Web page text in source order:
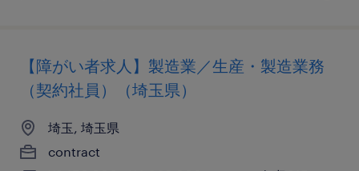
【障がい者求人】製造業／生産・製造業務
（契約社員）（埼玉県）
埼玉, 埼玉県
contract